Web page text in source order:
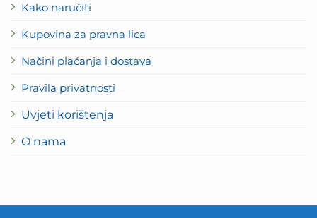
Kako naručiti
Kupovina za pravna lica
Načini plaćanja i dostava
Pravila privatnosti
Uvjeti korištenja
O nama